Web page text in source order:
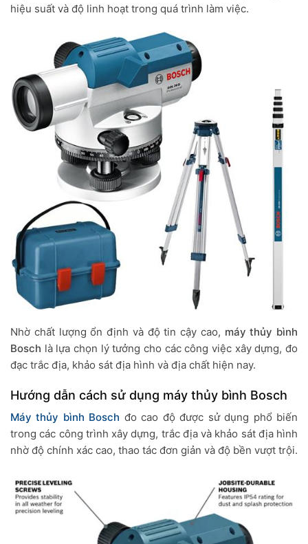
hiệu suất và độ linh hoạt trong quá trình làm việc.
Nhờ chất lượng ổn định và độ tin cậy cao, máy thủy bình
Bosch là lựa chọn lý tưởng cho các công việc xây dựng, đo
đạc trắc địa, khảo sát địa hình và địa chất hiện nay.
Hướng dẫn cách sử dụng máy thủy bình Bosch
Máy thủy bình Bosch đo cao độ được sử dụng phổ biến
trong các công trình xây dựng, trắc địa và khảo sát địa hình
nhờ độ chính xác cao, thao tác đơn giản và độ bền vượt trội.